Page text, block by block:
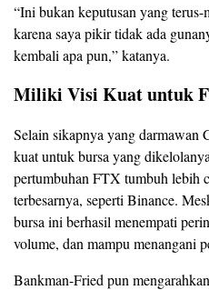
“Ini bukan keputusan yang terus-
karena saya pikir tidak ada
kembali apa pun,” katanya.
Miliki Visi Kuat untuk
Selain sikapnya yang
kuat untuk bursa yang
pertumbuhan FTX tumbuh lebih
terbesarnya, seperti Binance.
bursa ini berhasil menempati
volume, dan mampu menangani
Bankman-Fried pun